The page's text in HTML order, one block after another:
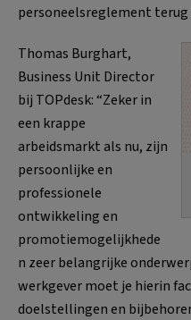
personeelsreglement terug
Thomas Burghart,
Business Unit Director
bij TOPdesk: “Zeker in
een krappe
arbeidsmarkt als nu, zijn
persoonlijke en
professionele
ontwikkeling en
promotiemogelijkhede
n zeer belangrijke
werkgever moet je hierin
doelstellingen en